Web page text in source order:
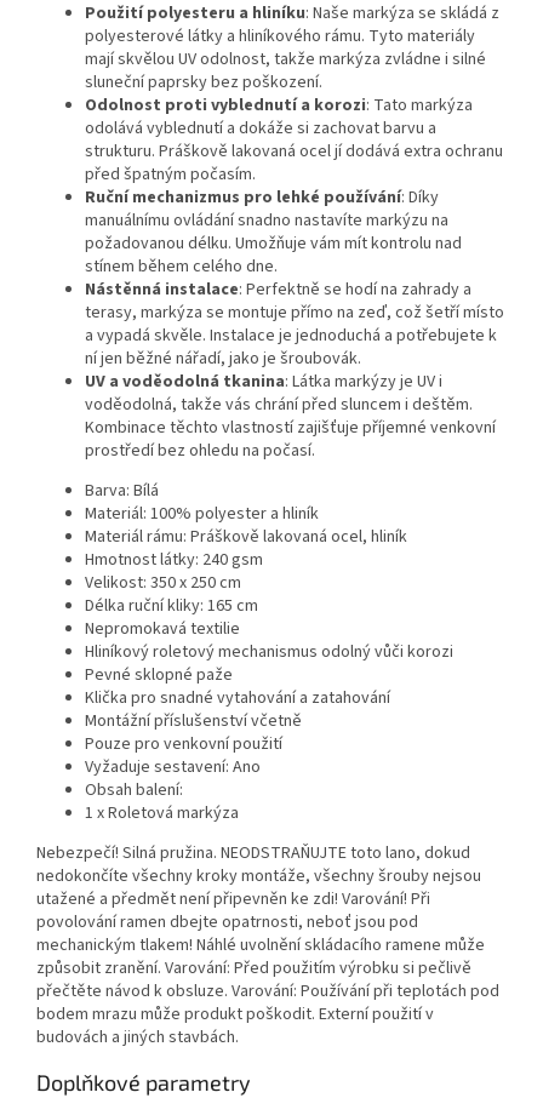
Použití polyesteru a hliníku: Naše markýza se skládá z
polyesterové látky a hliníkového rámu. Tyto materiály
mají skvělou UV odolnost, takže markýza zvládne i silné
sluneční paprsky bez poškození.
Odolnost proti vyblednutí a korozi: Tato markýza
odolává vyblednutí a dokáže si zachovat barvu a
strukturu. Práškově lakovaná ocel jí dodává extra ochranu
před špatným počasím.
Ruční mechanizmus pro lehké používání: Díky
manuálnímu ovládání snadno nastavíte markýzu na
požadovanou délku. Umožňuje vám mít kontrolu nad
stínem během celého dne.
Nástěnná instalace: Perfektně se hodí na zahrady a
terasy, markýza se montuje přímo na zeď, což šetří místo
a vypadá skvěle. Instalace je jednoduchá a potřebujete k
ní jen běžné nářadí, jako je šroubovák.
UV a voděodolná tkanina: Látka markýzy je UV i
voděodolná, takže vás chrání před sluncem i deštěm.
Kombinace těchto vlastností zajišťuje příjemné venkovní
prostředí bez ohledu na počasí.
Barva: Bílá
Materiál: 100% polyester a hliník
Materiál rámu: Práškově lakovaná ocel, hliník
Hmotnost látky: 240 gsm
Velikost: 350 x 250 cm
Délka ruční kliky: 165 cm
Nepromokavá textilie
Hliníkový roletový mechanismus odolný vůči korozi
Pevné sklopné paže
Klička pro snadné vytahování a zatahování
Montážní příslušenství včetně
Pouze pro venkovní použití
Vyžaduje sestavení: Ano
Obsah balení:
1 x Roletová markýza
Nebezpečí! Silná pružina. NEODSTRAŇUJTE toto lano, dokud
nedokončíte všechny kroky montáže, všechny šrouby nejsou
utažené a předmět není připevněn ke zdi! Varování! Při
povolování ramen dbejte opatrnosti, neboť jsou pod
mechanickým tlakem! Náhlé uvolnění skládacího ramene může
způsobit zranění. Varování: Před použitím výrobku si pečlivě
přečtěte návod k obsluze. Varování: Používání při teplotách pod
bodem mrazu může produkt poškodit. Externí použití v
budovách a jiných stavbách.
Doplňkové parametry